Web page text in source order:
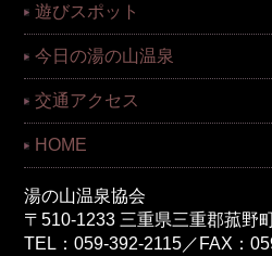
遊びスポット
今日の湯の山温泉
交通アクセス
HOME
湯の山温泉協会
〒510-1233 三重県三重郡菰野
TEL：059-392-2115／FAX：